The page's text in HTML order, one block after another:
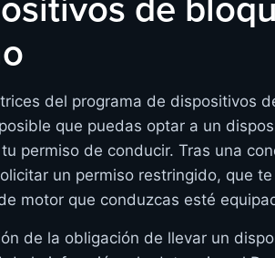
de
del programa de dispositivos
que puedas optar a un
permiso de conducir. Tras una
un permiso restringido, que
motor que conduzcas esté
de la obligación de llevar un